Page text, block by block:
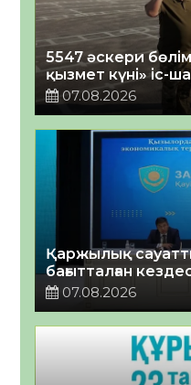
5547 әскери
қызмет күні» іс-
07.08.2026
Қаржылық
бағытталған
07.08.2026